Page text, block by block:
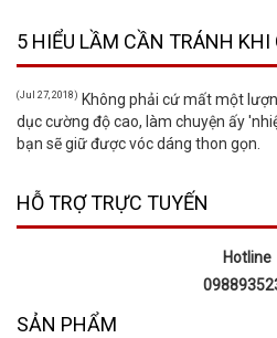
5 HIỂU LẦM CẦN TRÁNH KHI
(Jul 27, 2018) Không phải cứ mất một
dục cường độ cao, làm chuyện ấy
bạn sẽ giữ được vóc dáng thon gọn.
HỖ TRỢ TRỰC TUYẾN
Hotline
SẢN PHẨM